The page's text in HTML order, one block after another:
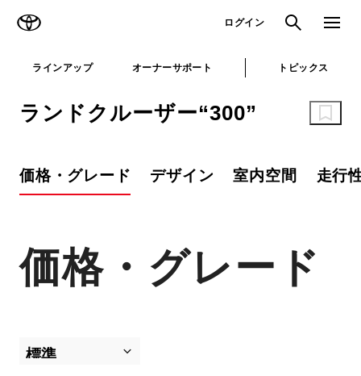
ログイン 検索 メニュ
ラインアップ オーナーサポート トピックス
ランドクルーザー“300”
価格・グレード デザイン 室内空間 走行
価格・グレード